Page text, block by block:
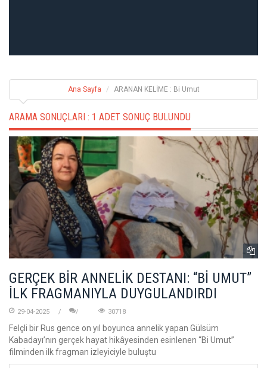
Ana Sayfa ARANAN KELİME : Bi Umut
ARAMA SONUÇLARI : 1 ADET SONUÇ BULUNDU
GERÇEK BİR ANNELİK DESTANI: “Bİ UMUT”
İLK FRAGMANIYLA DUYGULANDIRDI
29-04-2025 30718
Felçli bir Rus gence on yıl boyunca annelik yapan Gülsüm
Kabadayı’nın gerçek hayat hikâyesinden esinlenen “Bi Umut”
filminden ilk fragman izleyiciyle buluştu